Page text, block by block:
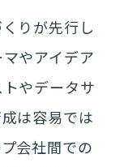
りが先行し
やアイデア
やデータサ
は容易では
会社間での